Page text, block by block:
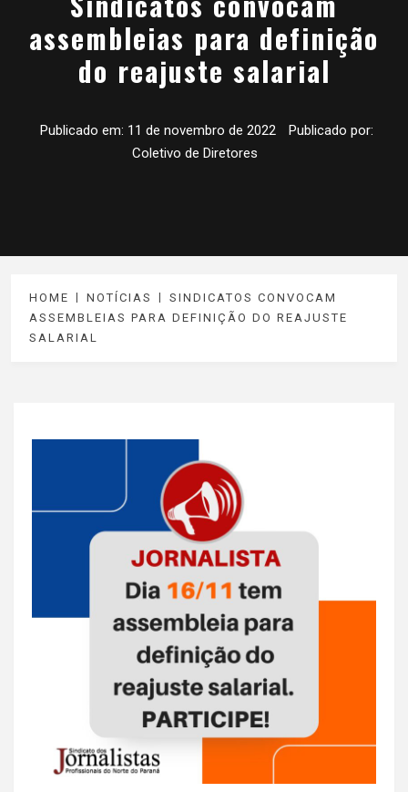
assembleias para definição
do reajuste salarial
Publicado em: 11 de novembro de 2022
Publicado por:
Coletivo de Diretores
HOME NOTÍCIAS
SINDICATOS CONVOCAM
ASSEMBLEIAS PARA DEFINIÇÃO DO REAJUSTE
SALARIAL